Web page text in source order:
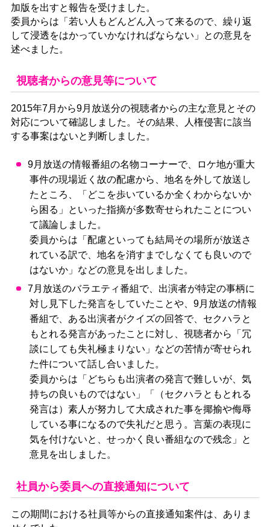
加版を出すと報告を受けました。
委員からは「若い人もどんどん入って来るので、繰り返
して浸透をはかっていかなければならない」との意見を
述べました。
視聴者からの意見等について
2015年7月から9月放送分の視聴者からの主な意見とその
対応について確認しました。その結果、人権侵害に該当
する事案はないと判断しました。
9月放送の情報番組の名物コーナーで、ロケ地が重大
事件の現場近く故の配慮から、地名を外して放送し
たところ、「どこを歩いているか全くわからないか
ら困る」といった指摘が多数寄せられたことについ
て議論しました。
委員からは「配慮といっても結局その場所が放送さ
れている訳で、地名を消すまでしなくても良いので
はないか」などの意見を出しました。
7月放送のバラエティ番組で、出演者が特定の事柄に
対し見下した発言をしていたことや、9月放送の情報
番組で、ある出演者がクイズの回答で、セクハラと
もとれる発言があったことに対し、視聴者から「冗
談にしても失礼極まりない」などの苦情が寄せられ
た件について話し合いました。
委員からは「どちらも出演者の発言で難しいが、気
持ちの良いものではない」「（セクハラともとれる
発言は）素人が努力して大成された事を揶揄や侮辱
している事になるので失礼だと思う。言葉の表現に
気を付けないと、せっかく良い番組なので残念」と
意見を出しました。
社員から委員への直接通知について
この期間における社員等からの直接通知案件は、ありま